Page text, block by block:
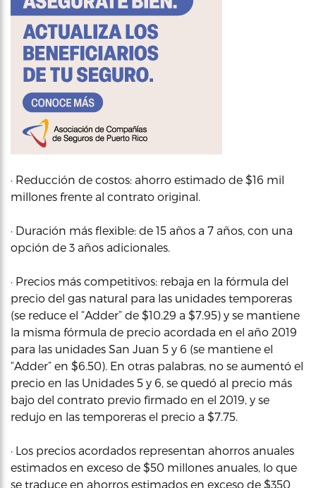
· Reducción de costos: ahorro estimado de $16 mil
millones frente al contrato original.
· Duración más flexible: de 15 años a 7 años, con una
opción de 3 años adicionales.
· Precios más competitivos: rebaja en la fórmula del
precio del gas natural para las unidades temporeras
(se reduce el “Adder” de $10.29 a $7.95) y se mantiene
la misma fórmula de precio acordada en el año 2019
para las unidades San Juan 5 y 6 (se mantiene el
“Adder” en $6.50). En otras palabras, no se aumentó el
precio en las Unidades 5 y 6, se quedó al precio más
bajo del contrato previo firmado en el 2019, y se
redujo en las temporeras el precio a $7.75.
· Los precios acordados representan ahorros anuales
estimados en exceso de $50 millones anuales, lo que
se traduce en ahorros estimados en exceso de $350